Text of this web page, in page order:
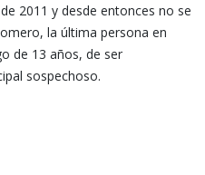
2011 y desde entonces no se
la última persona en
de 13 años, de ser
sospechoso.